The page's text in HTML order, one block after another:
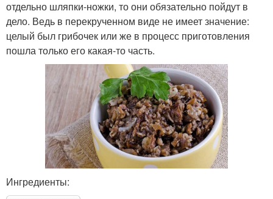
отдельно шляпки-ножки, то они обязательно пойдут в
дело. Ведь в перекрученном виде не имеет значение:
целый был грибочек или же в процесс приготовления
пошла только его какая-то часть.
Ингредиенты: